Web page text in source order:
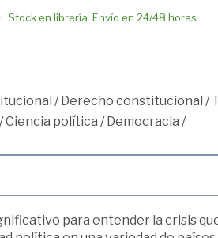
Stock en librería. Envío en 24/48 horas
/ Derecho constitucional /
/Ciencia política / Democracia /
para entender la crisis